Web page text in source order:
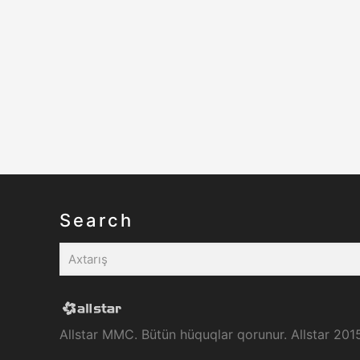
Search
Allstar MMC. Bütün hüquqlar qorunur. Allstar